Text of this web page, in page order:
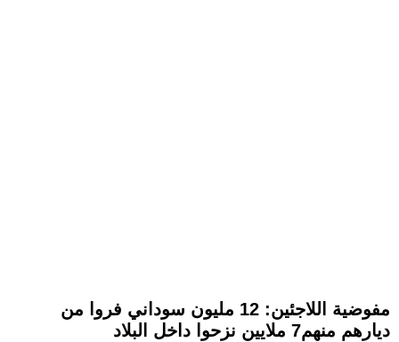
مفوضية اللاجئين: 12 مليون سوداني فروا من
ديارهم منهم7 ملايين نزحوا داخل البلاد